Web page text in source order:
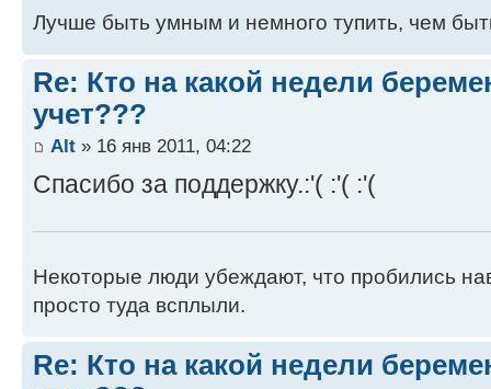
Лучше быть умным и немного тупить, чем
Re: Кто на какой недели
учет???
Alt » 16 янв 2011, 04:22
Спасибо за поддержку.:'( :'( :'(
Некоторые люди убеждают, что пробились
просто туда всплыли.
Re: Кто на какой недели